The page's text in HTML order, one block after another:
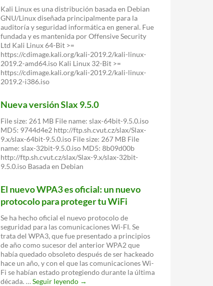
Kali Linux es una distribución basada en Debian
GNU/Linux diseñada principalmente para la
auditoría y seguridad informática en general. Fue
fundada y es mantenida por Offensive Security
Ltd Kali Linux 64-Bit >=
https://cdimage.kali.org/kali-2019.2/kali-linux-
2019.2-amd64.iso Kali Linux 32-Bit >=
https://cdimage.kali.org/kali-2019.2/kali-linux-
2019.2-i386.iso
Nueva versión Slax 9.5.0
File size: 261 MB File name: slax-64bit-9.5.0.iso
MD5: 9744d4e2 http://ftp.sh.cvut.cz/slax/Slax-
9.x/slax-64bit-9.5.0.iso File size: 267 MB File
name: slax-32bit-9.5.0.iso MD5: 8b09d00b
http://ftp.sh.cvut.cz/slax/Slax-9.x/slax-32bit-
9.5.0.iso Basada en Debian
El nuevo WPA3 es oficial: un nuevo
protocolo para proteger tu WiFi
Se ha hecho oficial el nuevo protocolo de
seguridad para las comunicaciones Wi-FI. Se
trata del WPA3, que fue presentado a principios
de año como sucesor del anterior WPA2 que
había quedado obsoleto después de ser hackeado
hace un año, y con el que las comunicaciones Wi-
Fi se habían estado protegiendo durante la última
década. …Seguir leyendo El
→